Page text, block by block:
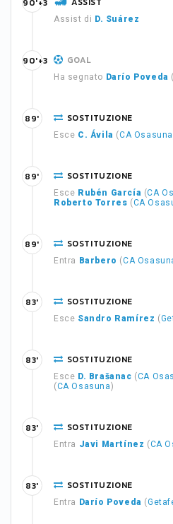
Assist di D. Suárez
90'+3
GOAL
Ha segnato Darío Poveda
90'+3
SOSTITUZIONE
Esce C. Ávila (CA Osasuna
89'
SOSTITUZIONE
Esce Rubén García (CA
Roberto Torres (CA
89'
SOSTITUZIONE
Entra Barbero (CA
89'
SOSTITUZIONE
Esce Sandro Ramírez (
83'
SOSTITUZIONE
Esce D. Brašanac (CA
(CA Osasuna)
83'
SOSTITUZIONE
Entra Javi Martínez (CA
83'
SOSTITUZIONE
Entra Darío Poveda (
83'